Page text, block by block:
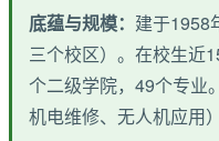
底蕴与规模： 建于1958
三个校区）。在校生近
个二级学院，49个专业
机电维修、无人机应用